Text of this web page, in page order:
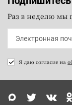
Раз в неделю мы
Я даю согласие на